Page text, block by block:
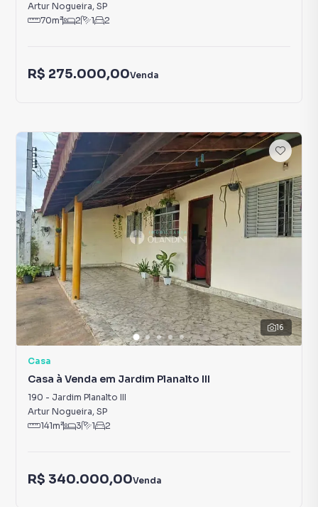
Artur Nogueira, SP
70m² 2 1 2
R$ 275.000,00Venda
16
Casa
Casa à Venda em Jardim Planalto III
190 - Jardim Planalto III
Artur Nogueira, SP
141m² 3 1 2
R$ 340.000,00Venda